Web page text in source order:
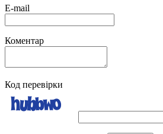
E-mail
Коментар
Код перевірки